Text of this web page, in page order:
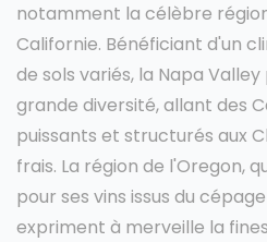
notamment la célèbre
Californie. Bénéficiant d'un
de sols variés, la Napa
grande diversité, allant des
puissants et structurés aux
frais. La région de l'Oregon,
pour ses vins issus du
expriment à merveille la